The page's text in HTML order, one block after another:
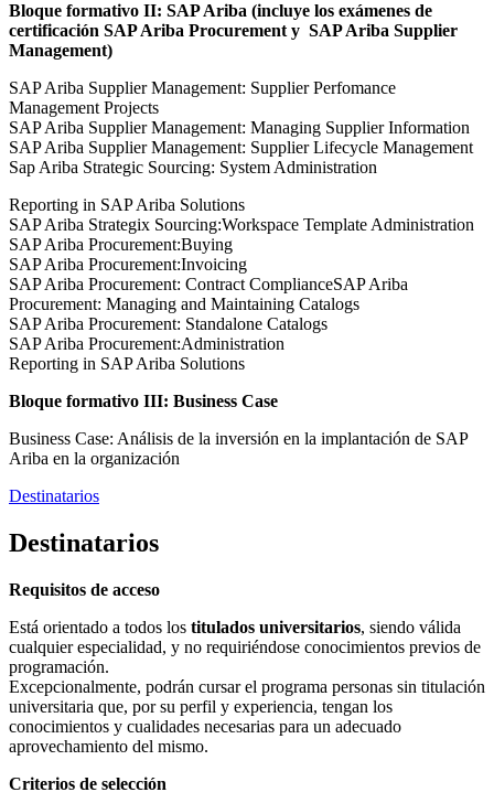
Bloque formativo II: SAP Ariba (incluye los exámenes de
certificación SAP Ariba Procurement y SAP Ariba Supplier
Management)
SAP Ariba Supplier Management: Supplier Perfomance
Management Projects
SAP Ariba Supplier Management: Managing Supplier Information
SAP Ariba Supplier Management: Supplier Lifecycle Management
Sap Ariba Strategic Sourcing: System Administration
Reporting in SAP Ariba Solutions
SAP Ariba Strategix Sourcing:Workspace Template Administration
SAP Ariba Procurement:Buying
SAP Ariba Procurement:Invoicing
SAP Ariba Procurement: Contract ComplianceSAP Ariba
Procurement: Managing and Maintaining Catalogs
SAP Ariba Procurement: Standalone Catalogs
SAP Ariba Procurement:Administration
Reporting in SAP Ariba Solutions
Bloque formativo III: Business Case
Business Case: Análisis de la inversión en la implantación de SAP
Ariba en la organización
Destinatarios
Destinatarios
Requisitos de acceso
Está orientado a todos los titulados universitarios, siendo válida
cualquier especialidad, y no requiriéndose conocimientos previos de
programación.
Excepcionalmente, podrán cursar el programa personas sin titulación
universitaria que, por su perfil y experiencia, tengan los
conocimientos y cualidades necesarias para un adecuado
aprovechamiento del mismo.
Criterios de selección